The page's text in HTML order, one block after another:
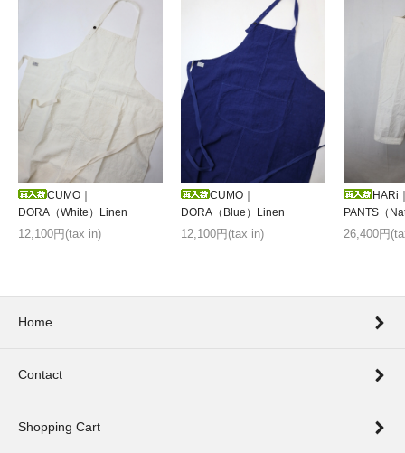
CUMO｜
DORA（White）Linen
12,100円(tax in)
CUMO｜
DORA（Blue）Linen
12,100円(tax in)
HARi
PANTS（
26,400円
Home
Contact
Shopping Cart